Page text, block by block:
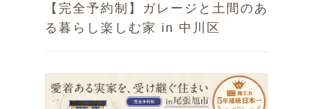
【完全予約制】ガレージと土間のあ
る暮らし楽しむ家 in 中川区